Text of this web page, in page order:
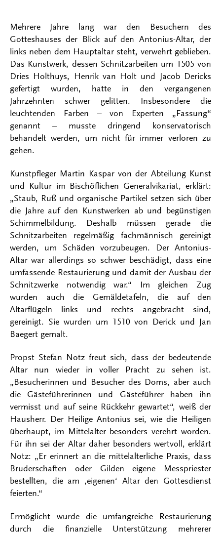
Mehrere Jahre lang war den Besuchern des
Gotteshauses der Blick auf den Antonius-Altar, der
links neben dem Hauptaltar steht, verwehrt geblieben.
Das Kunstwerk, dessen Schnitzarbeiten um 1505 von
Dries Holthuys, Henrik van Holt und Jacob Dericks
gefertigt wurden, hatte in den vergangenen
Jahrzehnten schwer gelitten. Insbesondere die
leuchtenden Farben – von Experten „Fassung“
genannt – musste dringend konservatorisch
behandelt werden, um nicht für immer verloren zu
gehen.
Kunstpfleger Martin Kaspar von der Abteilung Kunst
und Kultur im Bischöflichen Generalvikariat, erklärt:
„Staub, Ruß und organische Partikel setzen sich über
die Jahre auf den Kunstwerken ab und begünstigen
Schimmelbildung. Deshalb müssen gerade die
Schnitzarbeiten regelmäßig fachmännisch gereinigt
werden, um Schäden vorzubeugen. Der Antonius-
Altar war allerdings so schwer beschädigt, dass eine
umfassende Restaurierung und damit der Ausbau der
Schnitzwerke notwendig war.“ Im gleichen Zug
wurden auch die Gemäldetafeln, die auf den
Altarflügeln links und rechts angebracht sind,
gereinigt. Sie wurden um 1510 von Derick und Jan
Baegert gemalt.
Propst Stefan Notz freut sich, dass der bedeutende
Altar nun wieder in voller Pracht zu sehen ist.
„Besucherinnen und Besucher des Doms, aber auch
die Gästeführerinnen und Gästeführer haben ihn
vermisst und auf seine Rückkehr gewartet“, weiß der
Hausherr. Der Heilige Antonius sei, wie die Heiligen
überhaupt, im Mittelalter besonders verehrt worden.
Für ihn sei der Altar daher besonders wertvoll, erklärt
Notz: „Er erinnert an die mittelalterliche Praxis, dass
Bruderschaften oder Gilden eigene Messpriester
bestellten, die am ,eigenen‘ Altar den Gottesdienst
feierten.“
Ermöglicht wurde die umfangreiche Restaurierung
durch die finanzielle Unterstützung mehrerer